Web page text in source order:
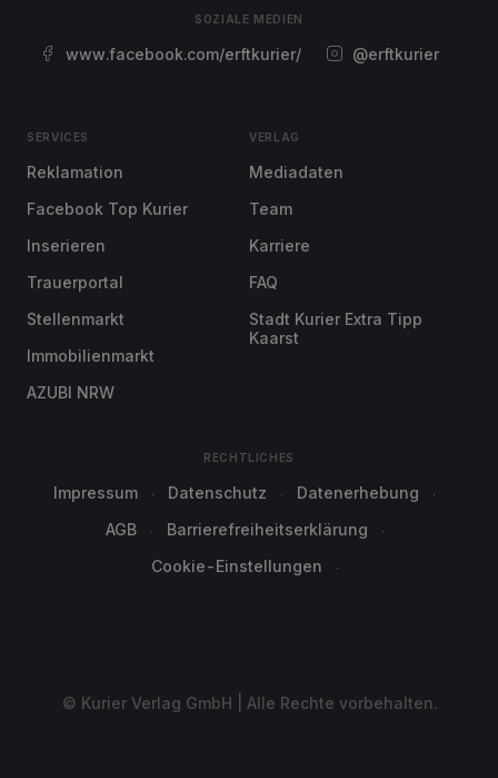
SOZIALE MEDIEN
www.facebook.com/erftkurier/ @erftkurier
SERVICES
Reklamation
Facebook Top Kurier
Inserieren
Trauerportal
Stellenmarkt
Immobilienmarkt
AZUBI NRW
VERLAG
Mediadaten
Team
Karriere
FAQ
Stadt Kurier Extra Tipp
Kaarst
RECHTLICHES
Impressum Datenschutz
Datenerhebung
AGB
Barrierefreiheitserklärung
Cookie-Einstellungen
© Kurier Verlag GmbH | Alle Rechte vorbehalten.